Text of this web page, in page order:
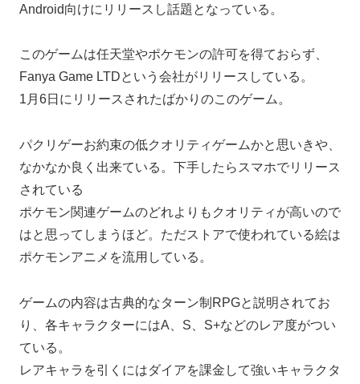
Android向けにリリースし話題となっている。
このゲームは任天堂やポケモンの許可を得ておらず、
Fanya Game LTDという会社がリリースしている。
1月6日にリリースされたばかりのこのゲーム。
パクリゲーお約束の低クオリティゲームかと思いきや、
なかなか良く出来ている。下手したらスマホでリリース
されている
ポケモン関連ゲームのどれよりもクオリティが高いので
はと思ってしまうほど。ただストアで使われている絵は
ポケモンアニメを流用している。
ゲームの内容は古典的なターン制RPGと説明されてお
り、各キャラクターにはA、S、S+などのレア度がつい
ている。
レアキャラを引くにはダイアを課金して強いキャラクタ